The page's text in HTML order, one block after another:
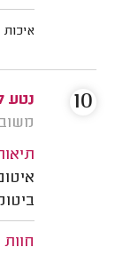
איכות
נטע
משוב: 21/12/
10